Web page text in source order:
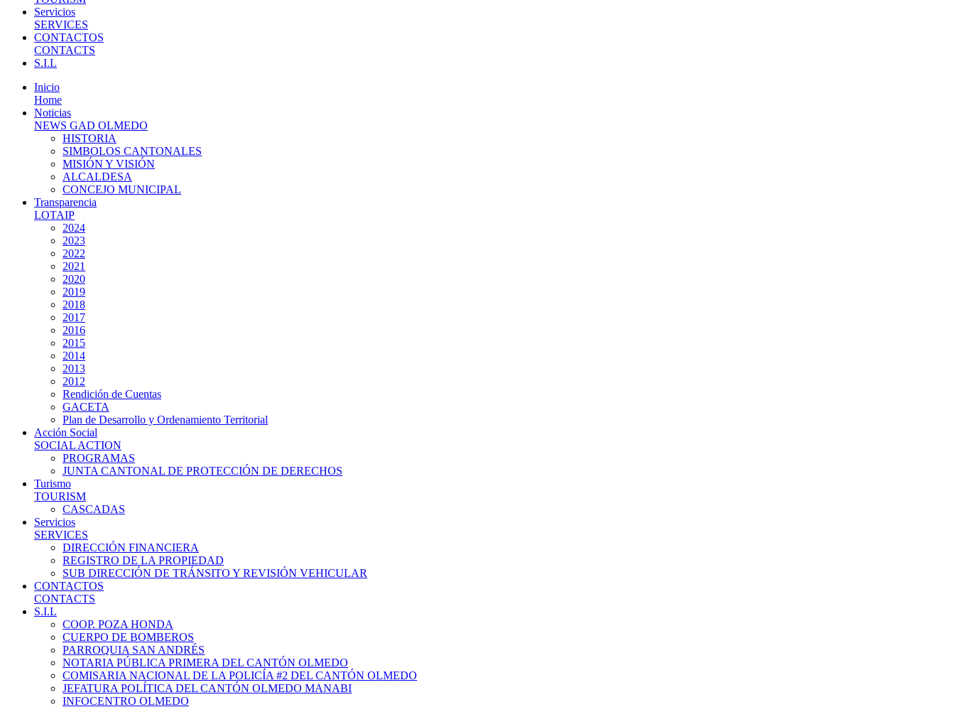
Servicios
SERVICES
CONTACTOS
CONTACTS
S.I.L
Inicio
Home
Noticias
NEWS GAD OLMEDO
HISTORIA
SIMBOLOS CANTONALES
MISIÓN Y VISIÓN
ALCALDESA
CONCEJO MUNICIPAL
Transparencia
LOTAIP
2024
2023
2022
2021
2020
2019
2018
2017
2016
2015
2014
2013
2012
Rendición de Cuentas
GACETA
Plan de Desarrollo y Ordenamiento Territorial
Acción Social
SOCIAL ACTION
PROGRAMAS
JUNTA CANTONAL DE PROTECCIÓN DE DERECHOS
Turismo
TOURISM
CASCADAS
Servicios
SERVICES
DIRECCIÓN FINANCIERA
REGISTRO DE LA PROPIEDAD
SUB DIRECCIÓN DE TRÁNSITO Y REVISIÓN VEHICULAR
CONTACTOS
CONTACTS
S.I.L
COOP. POZA HONDA
CUERPO DE BOMBEROS
PARROQUIA SAN ANDRÉS
NOTARIA PÚBLICA PRIMERA DEL CANTÓN OLMEDO
COMISARIA NACIONAL DE LA POLICÍA #2 DEL CANTÓN OLMEDO
JEFATURA POLÍTICA DEL CANTÓN OLMEDO MANABI
INFOCENTRO OLMEDO